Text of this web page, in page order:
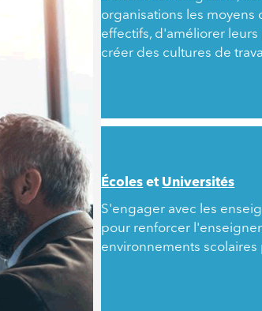
organisations les
effectifs, d'améliorer
créer des cultures de
Écoles et Universités
S'engager avec les
pour renforcer
environnements scolaires